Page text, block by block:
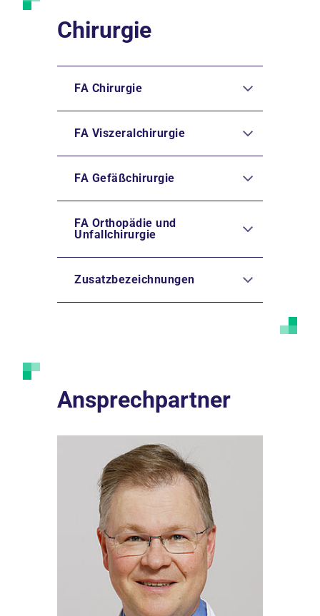
Chirurgie
FA Chirurgie
FA Viszeralchirurgie
FA Gefäßchirurgie
FA Orthopädie und
Unfallchirurgie
Zusatzbezeichnungen
Ansprechpartner